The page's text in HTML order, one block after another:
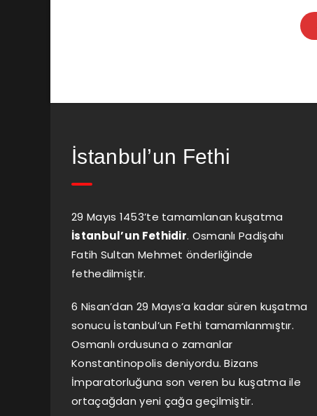
İstanbul’un Fethi
29 Mayıs 1453’te tamamlanan kuşatma
İstanbul’un Fethidir. Osmanlı Padişahı
Fatih Sultan Mehmet önderliğinde
fethedilmiştir.
6 Nisan’dan 29 Mayıs’a kadar süren kuşatma
sonucu İstanbul’un Fethi tamamlanmıştır.
Osmanlı ordusuna o zamanlar
Konstantinopolis deniyordu. Bizans
İmparatorluğuna son veren bu kuşatma ile
ortaçağdan yeni çağa geçilmiştir.